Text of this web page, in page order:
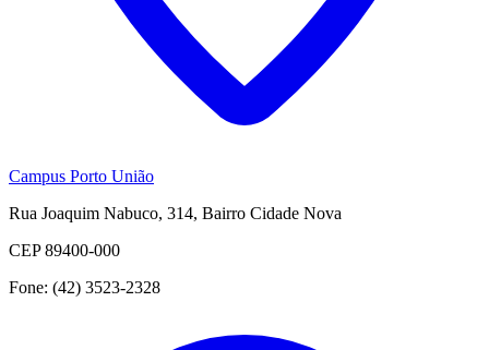
Campus Porto União
Rua Joaquim Nabuco, 314, Bairro Cidade Nova
CEP 89400-000
Fone: (42) 3523-2328